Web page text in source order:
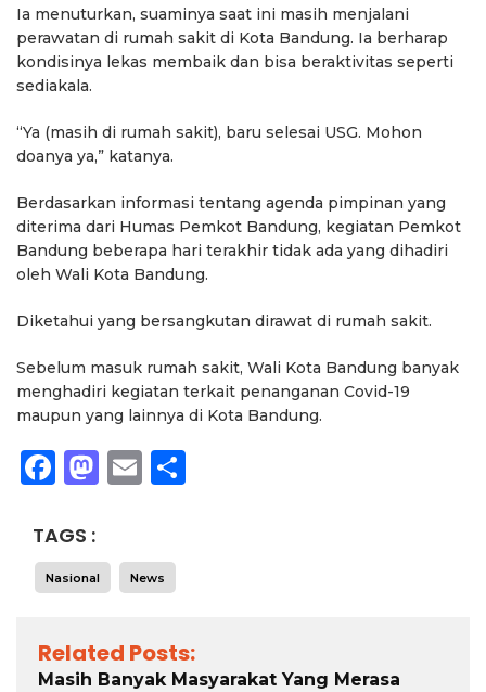
Ia menuturkan, suaminya saat ini masih menjalani
perawatan di rumah sakit di Kota Bandung. Ia berharap
kondisinya lekas membaik dan bisa beraktivitas seperti
sediakala.
“Ya (masih di rumah sakit), baru selesai USG. Mohon
doanya ya,” katanya.
Berdasarkan informasi tentang agenda pimpinan yang
diterima dari Humas Pemkot Bandung, kegiatan Pemkot
Bandung beberapa hari terakhir tidak ada yang dihadiri
oleh Wali Kota Bandung.
Diketahui yang bersangkutan dirawat di rumah sakit.
Sebelum masuk rumah sakit, Wali Kota Bandung banyak
menghadiri kegiatan terkait penanganan Covid-19
maupun yang lainnya di Kota Bandung.
Facebook
Mastodon
Email
TAGS :
Nasional News
Related Posts:
Masih Banyak Masyarakat Yang Merasa